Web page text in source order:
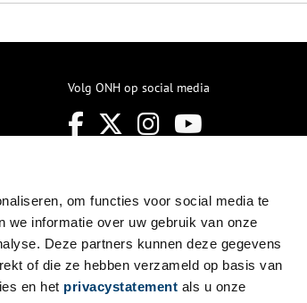
om functies voor social media te
we informatie over uw gebruik van onze
Deze partners kunnen deze gegevens
of die ze hebben verzameld op basis van
en het privacystatement als u onze
Volg ONH op social media